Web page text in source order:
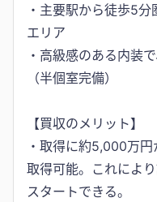
・主要駅から徒歩5
エリア
・高級感のある内装
（半個室完備）
【買収のメリット】
・取得に約5,000万
取得可能。これによ
スタートできる。